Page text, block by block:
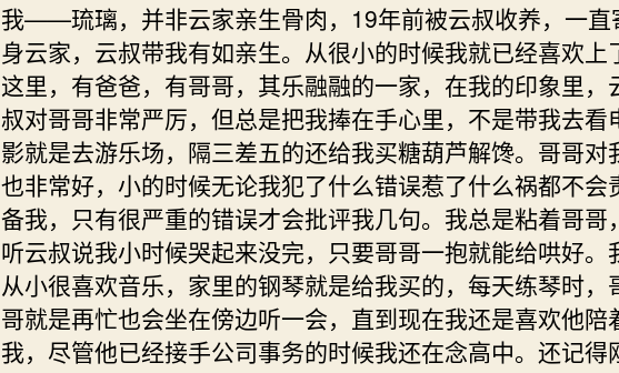
我——琉璃，并非云家亲生骨肉，19年前被云叔收养，一直
身云家，云叔带我有如亲生。从很小的时候我就已经喜欢上
这里，有爸爸，有哥哥，其乐融融的一家，在我的印象里，
叔对哥哥非常严厉，但总是把我捧在手心里，不是带我去看
影就是去游乐场，隔三差五的还给我买糖葫芦解馋。哥哥对
也非常好，小的时候无论我犯了什么错误惹了什么祸都不会
备我，只有很严重的错误才会批评我几句。我总是粘着哥哥，
听云叔说我小时候哭起来没完，只要哥哥一抱就能给哄好。
从小很喜欢音乐，家里的钢琴就是给我买的，每天练琴时，
哥就是再忙也会坐在傍边听一会，直到现在我还是喜欢他陪
我，尽管他已经接手公司事务的时候我还在念高中。还记得